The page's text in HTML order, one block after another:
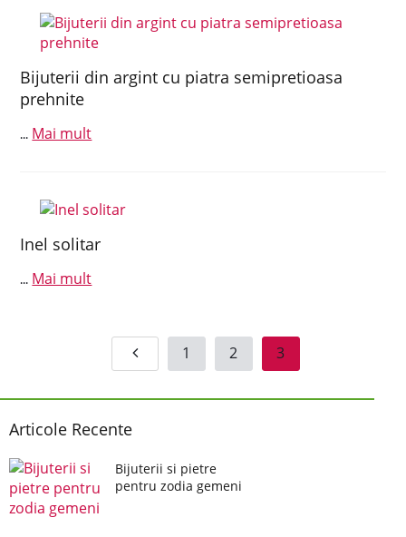
Bijuterii din argint cu piatra semipretioasa
prehnite
... Mai mult
Inel solitar
... Mai mult
1 2 3
Articole Recente
Bijuterii si pietre
pentru zodia gemeni